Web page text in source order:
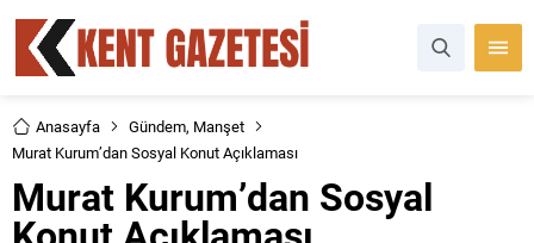
Anasayfa Gündem, Manşet
Murat Kurum’dan Sosyal Konut Açıklaması
Murat Kurum’dan Sosyal